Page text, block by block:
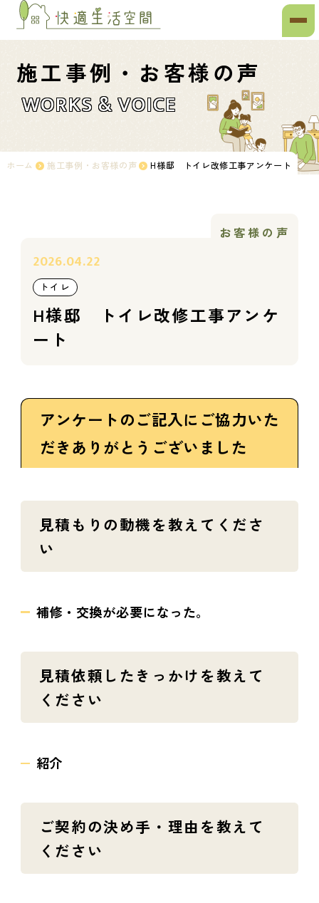
施工事例・お客様の声
WORKS & VOICE
ホーム 施工事例・お客様の声 H様邸 トイレ改修工事アンケート
お客様の声
2026.04.22
トイレ
H様邸 トイレ改修工事アンケ
ート
アンケートのご記入にご協力いた
だきありがとうございました
見積もりの動機を教えてくださ
い
補修・交換が必要になった。
見積依頼したきっかけを教えて
ください
紹介
ご契約の決め手・理由を教えて
ください